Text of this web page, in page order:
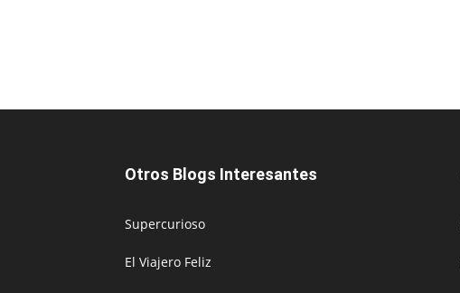
Otros Blogs Interesantes
Supercurioso
El Viajero Feliz